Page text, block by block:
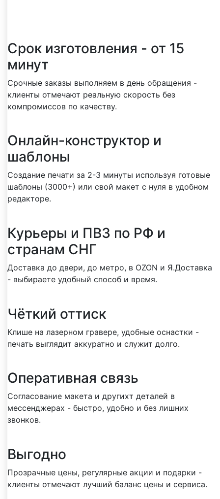
Срок изготовления - от 15
минут
Срочные заказы выполняем в день обращения -
клиенты отмечают реальную скорость без
компромиссов по качеству.
Онлайн-конструктор и
шаблоны
Создание печати за 2-3 минуты используя готовые
шаблоны (3000+) или свой макет с нуля в удобном
редакторе.
Курьеры и ПВЗ по РФ и
странам СНГ
Доставка до двери, до метро, в OZON и Я.Доставка
- выбираете удобный способ и время.
Чёткий оттиск
Клише на лазерном гравере, удобные оснастки -
печать выглядит аккуратно и служит долго.
Оперативная связь
Согласование макета и другихт деталей в
мессенджерах - быстро, удобно и без лишних
звонков.
Выгодно
Прозрачные цены, регулярные акции и подарки -
клиенты отмечают лучший баланс цены и сервиса.